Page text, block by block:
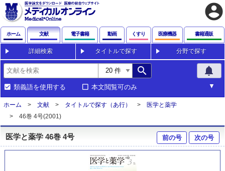
account_circle
ホーム 文献 電子書籍 動画 くすり 医療機器 書籍通販
詳細検索 タイトルで探す 分野で探す
search notifications
類義語を使用する 本文閲覧可のみ
ホーム 文献 タイトルで探す（あ行）
医学と薬学
46巻 4号(2001)
医学と薬学 46巻 4号 前の号 次の号